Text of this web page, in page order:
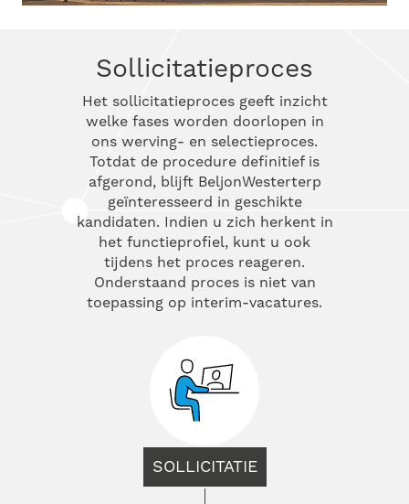
Sollicitatieproces
Het sollicitatieproces geeft inzicht
welke fases worden doorlopen in
ons werving- en selectieproces.
Totdat de procedure definitief is
afgerond, blijft BeljonWesterterp
geïnteresseerd in geschikte
kandidaten. Indien u zich herkent in
het functieprofiel, kunt u ook
tijdens het proces reageren.
Onderstaand proces is niet van
toepassing op interim-vacatures.
SOLLICITATIE